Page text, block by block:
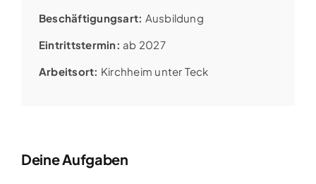
Beschäftigungsart: Ausbildung
Eintrittstermin: ab 2027
Arbeitsort: Kirchheim unter Teck
Deine Aufgaben